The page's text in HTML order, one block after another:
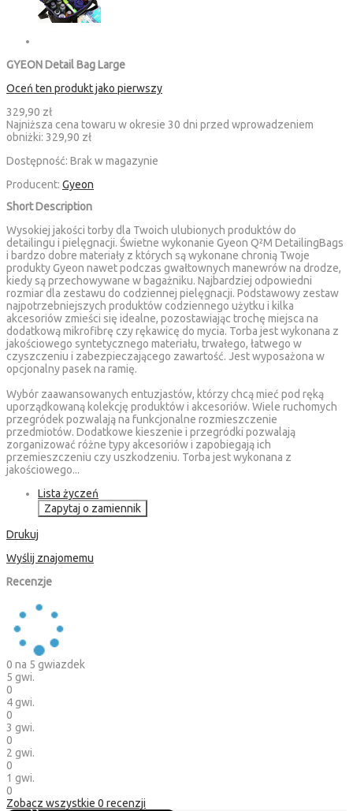
GYEON Detail Bag Large
Oceń ten produkt jako pierwszy
329,90 zł
Najniższa cena towaru w okresie 30 dni przed wprowadzeniem
obniżki: 329,90 zł
Dostępność: Brak w magazynie
Producent: Gyeon
Short Description
Wysokiej jakości torby dla Twoich ulubionych produktów do
detailingu i pielęgnacji. Świetne wykonanie Gyeon Q²M DetailingBags
i bardzo dobre materiały z których są wykonane chronią Twoje
produkty Gyeon nawet podczas gwałtownych manewrów na drodze,
kiedy są przechowywane w bagażniku. Najbardziej odpowiedni
rozmiar dla zestawu do codziennej pielęgnacji. Podstawowy zestaw
najpotrzebniejszych produktów codziennego użytku i kilka
akcesoriów zmieści się idealne, pozostawiając trochę miejsca na
dodatkową mikrofibrę czy rękawicę do mycia. Torba jest wykonana z
jakościowego syntetycznego materiału, trwałego, łatwego w
czyszczeniu i zabezpieczającego zawartość. Jest wyposażona w
opcjonalny pasek na ramię.
Wybór zaawansowanych entuzjastów, którzy chcą mieć pod ręką
uporządkowaną kolekcję produktów i akcesoriów. Wiele ruchomych
przegródek pozwalają na funkcjonalne rozmieszczenie
przedmiotów. Dodatkowe kieszenie i przegródki pozwalają
zorganizować różne typy akcesoriów i zapobiegają ich
przemieszczeniu czy uszkodzeniu. Torba jest wykonana z
jakościowego...
Lista życzeń
Zapytaj o zamiennik
Drukuj
Wyślij znajomemu
Recenzje
0 na 5 gwiazdek
5 gwi.
0
4 gwi.
0
3 gwi.
0
2 gwi.
0
1 gwi.
0
Zobacz wszystkie 0 recenzji